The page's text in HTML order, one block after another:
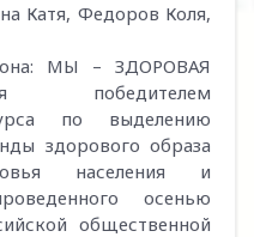
Катя, Федоров Коля,
МЫ – ЗДОРОВАЯ
победителем
по выделению
здорового образа
населения и
осенью
общественной